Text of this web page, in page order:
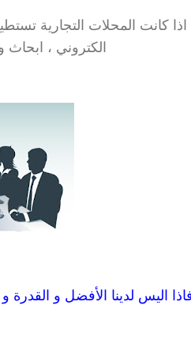
اذا كانت المحلات التجارية
الكتروني ،
اليس لدينا الأفضل و